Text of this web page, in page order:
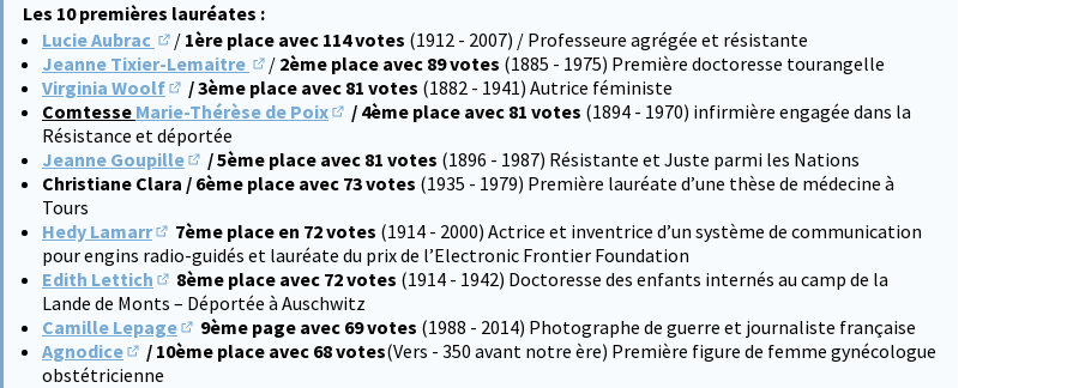
Les 10 premières lauréates :
Lucie Aubrac
(S'ouvre dans un nouvel onglet)
/ 1ère place avec 114 votes (1912 - 2007) / Professeure agrégée et résistante
Jeanne Tixier-Lemaitre
(S'ouvre dans un nouvel onglet)
/ 2ème place avec 89 votes (1885 - 1975) Première doctoresse tourangelle
Virginia Woolf
(S'ouvre dans un nouvel onglet)
/ 3ème place avec 81 votes (1882 - 1941) Autrice féministe
Comtesse Marie-Thérèse de Poix
(S'ouvre dans un nouvel onglet)
/ 4ème place avec 81 votes (1894 - 1970) infirmière engagée dans la
Résistance et déportée
Jeanne Goupille
(S'ouvre dans un nouvel onglet)
/ 5ème place avec 81 votes (1896 - 1987) Résistante et Juste parmi les Nations
Christiane Clara / 6ème place avec 73 votes (1935 - 1979) Première lauréate d’une thèse de médecine à
Tours
Hedy Lamarr
(S'ouvre dans un nouvel onglet)
7ème place en 72 votes (1914 - 2000) Actrice et inventrice d’un système de communication
pour engins radio-guidés et lauréate du prix de l’Electronic Frontier Foundation
Edith Lettich
(S'ouvre dans un nouvel onglet)
8ème place avec 72 votes (1914 - 1942) Doctoresse des enfants internés au camp de la
Lande de Monts – Déportée à Auschwitz
Camille Lepage
(S'ouvre dans un nouvel onglet)
9ème page avec 69 votes (1988 - 2014) Photographe de guerre et journaliste française
Agnodice
(S'ouvre dans un nouvel onglet)
/ 10ème place avec 68 votes(Vers - 350 avant notre ère) Première figure de femme gynécologue
obstétricienne